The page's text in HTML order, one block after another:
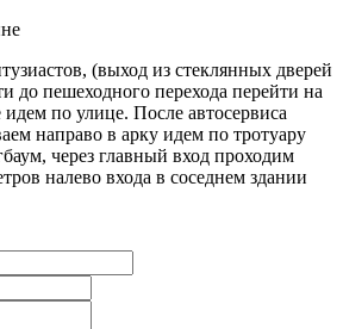
(выход из стеклянных дверей
до пешеходного перехода перейти на
идем по улице. После автосервиса
направо в арку идем по тротуару
через главный вход проходим
налево входа в соседнем здании